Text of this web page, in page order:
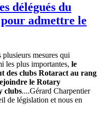
délégués du
admettre le
mesures qui
les plus importantes, le
des clubs Rotaract au rang
le Rotary
clubs....Gérard Charpentier
de législation et nous en